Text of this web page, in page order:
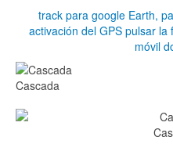
track para google Earth,
activación del GPS pulsar la
móvil
Cascada